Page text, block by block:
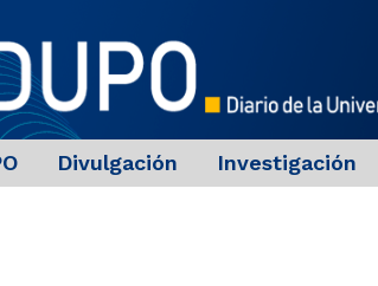
Divulgación Investigación